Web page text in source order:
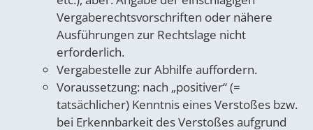
Vergaberechtsvorschriften oder nähere
Ausführungen zur Rechtslage nicht
erforderlich.
Vergabestelle zur Abhilfe auffordern.
Voraussetzung: nach „positiver“ (=
tatsächlicher) Kenntnis eines Verstoßes bzw.
bei Erkennbarkeit des Verstoßes aufgrund